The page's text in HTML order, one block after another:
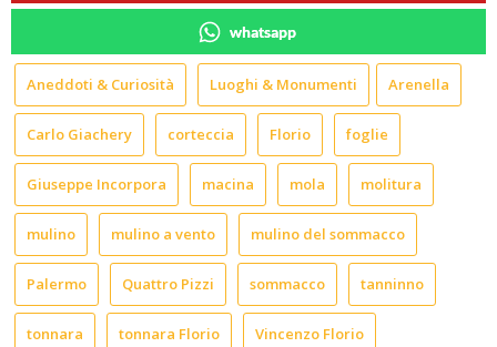
whatsapp
Aneddoti & Curiosità Luoghi & Monumenti Arenella
Carlo Giachery corteccia Florio foglie
Giuseppe Incorpora macina mola molitura
mulino mulino a vento mulino del sommacco
Palermo Quattro Pizzi sommacco tanninno
tonnara tonnara Florio Vincenzo Florio